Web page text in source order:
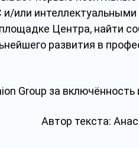
или
Центра, найти
развития в
Group за включённость
Автор текста: